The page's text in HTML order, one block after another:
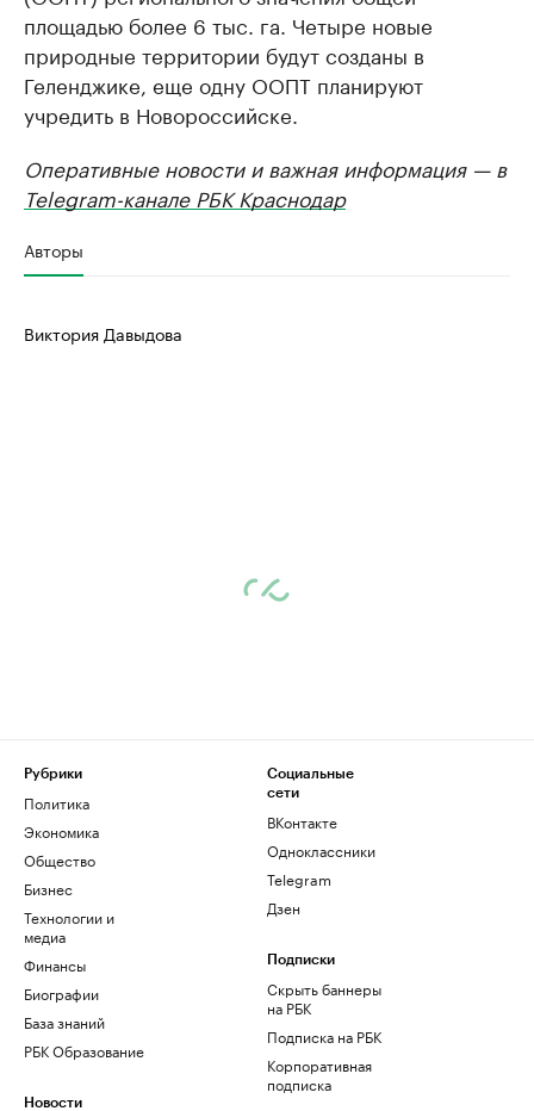
площадью более 6 тыс. га. Четыре новые
природные территории будут созданы в
Геленджике, еще одну ООПТ планируют
учредить в Новороссийске.
Оперативные новости и важная информация — в
Telegram-канале РБК Краснодар
Авторы
Виктория Давыдова
Рубрики
Политика
Экономика
Общество
Бизнес
Технологии и
медиа
Финансы
Биографии
База знаний
РБК Образование
Новости
Социальные
сети
ВКонтакте
Одноклассники
Telegram
Дзен
Подписки
Скрыть баннеры
на РБК
Подписка на РБК
Корпоративная
подписка